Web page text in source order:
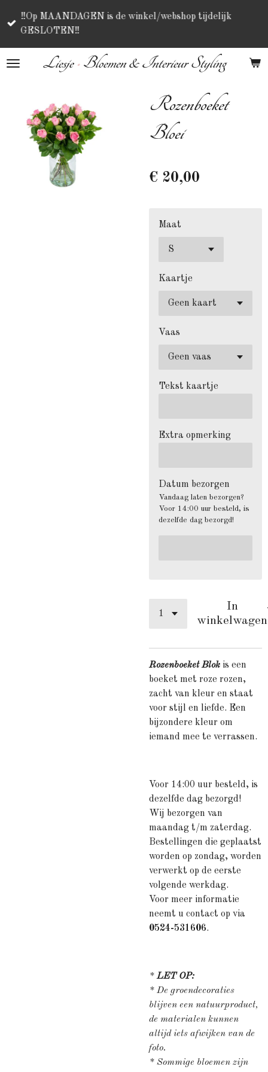
direct
hoofdinhoud
Liesje•Bloemen & Interieur Styling
‼️Op MAANDAGEN is de winkel/webshop tijdelijk
GESLOTEN‼️
Rozenboeket
Bloei
€ 20,00
Maat
Kaartje
Vaas
Tekst kaartje
Extra opmerking
Datum bezorgen
Vandaag laten bezorgen?
Voor 14:00 uur besteld, is
dezelfde dag bezorgd!
In
winkelwagen
Rozenboeket Blok is een
boeket met roze rozen,
zacht van kleur en staat
voor stijl en liefde. Een
bijzondere kleur om
iemand mee te verrassen.
Voor 14:00 uur besteld, is
dezelfde dag bezorgd!
Wij bezorgen van
maandag t/m zaterdag.
Bestellingen die geplaatst
worden op zondag, worden
verwerkt op de eerste
volgende werkdag.
Voor meer informatie
neemt u contact op via
0524-531606.
*LET OP:
* De groendecoraties
blijven een natuurproduct,
de materialen kunnen
altijd iets afwijken van de
foto.
* Sommige bloemen zijn